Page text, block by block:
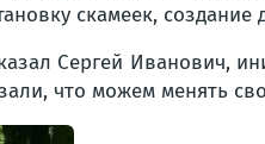
скамеек,
Сергей Иванович,
что можем менять